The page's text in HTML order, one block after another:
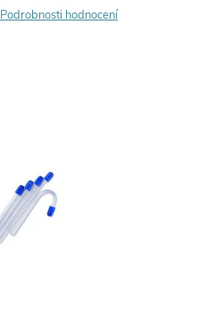
Podrobnosti hodnocení